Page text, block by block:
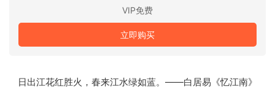
• macOS 11.0 或更高版本
• Apple Silicon 或 Intel Core 处理器
VIP免费
立即购买
日出江花红胜火，春来江水绿如蓝。——白居易《忆江南》